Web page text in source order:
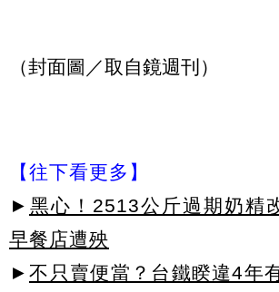
（封面圖／取自鏡週刊）
【往下看更多】
► 黑心！2513公斤過期奶精
早餐店遭殃
► 不只賣便當？台鐵睽違4年